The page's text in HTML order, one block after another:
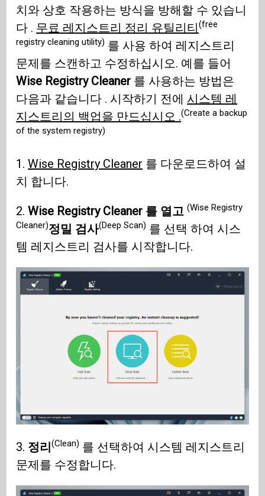
치와 상호 작용하는 방식을 방해할 수 있습니
다 . 무료 레지스트리 정리 유틸리티(free
registry cleaning utility) 를 사용 하여 레지스트리
문제를 스캔하고 수정하십시오. 예를 들어
Wise Registry Cleaner 를 사용하는 방법은
다음과 같습니다 . 시작하기 전에 시스템 레
지스트리의 백업을 만드십시오 .(Create a backup
of the system registry)
1.Wise Registry Cleaner 를 다운로드하여 설
치 합니다.
2.Wise Registry Cleaner 를 열고(Wise Registry
Cleaner)정밀 검사(Deep Scan) 를 선택 하여 시스
템 레지스트리 검사를 시작합니다.
3. 정리(Clean) 를 선택하여 시스템 레지스트리
문제를 수정합니다.